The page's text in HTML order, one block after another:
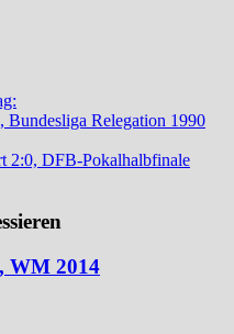
Relegation 1990
2:0, DFB-Pokalhalbfinale
WM 2014